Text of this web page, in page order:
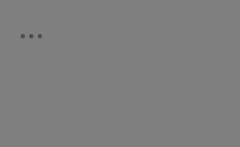
TO BE NOTIFIED WHEN NEW COMMENTS ARE POSTED